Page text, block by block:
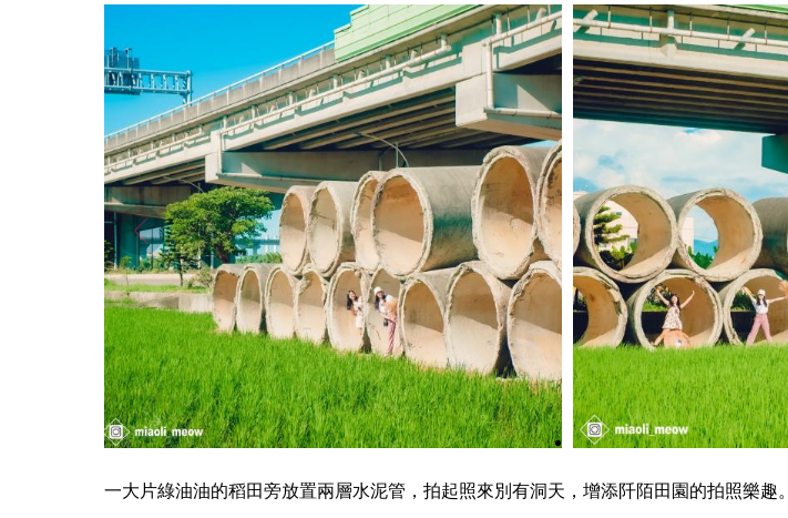
一大片綠油油的稻田旁放置兩層水泥管，拍起照來別有洞天，增添阡陌田園的拍照樂趣。